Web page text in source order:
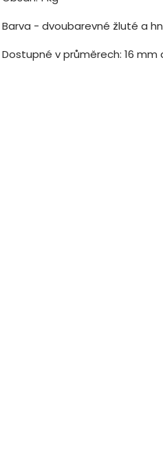
Barva - dvoubarevné žluté a
Dostupné v průměrech: 16 mm